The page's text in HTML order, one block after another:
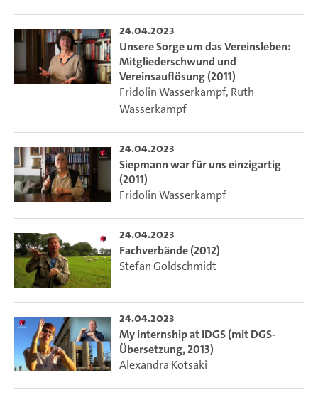
24.04.2023
Unsere Sorge um das Vereinsleben:
Mitgliederschwund und
Vereinsauflösung (2011)
Fridolin Wasserkampf, Ruth
Wasserkampf
24.04.2023
Siepmann war für uns einzigartig
(2011)
Fridolin Wasserkampf
24.04.2023
Fachverbände (2012)
Stefan Goldschmidt
24.04.2023
My internship at IDGS (mit DGS-
Übersetzung, 2013)
Alexandra Kotsaki